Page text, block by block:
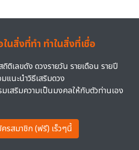
นสิ่งที่ทำ ทำในสิ่งที่เชื่อ
ติเลขดัง ดวงรายวัน รายเดือน รายปี
แนะนำวิธีเสริมดวง
เสริมความเป็นมงคลให้กับตัวท่านเอง
รสมาชิก (ฟรี) เร็วๆนี้